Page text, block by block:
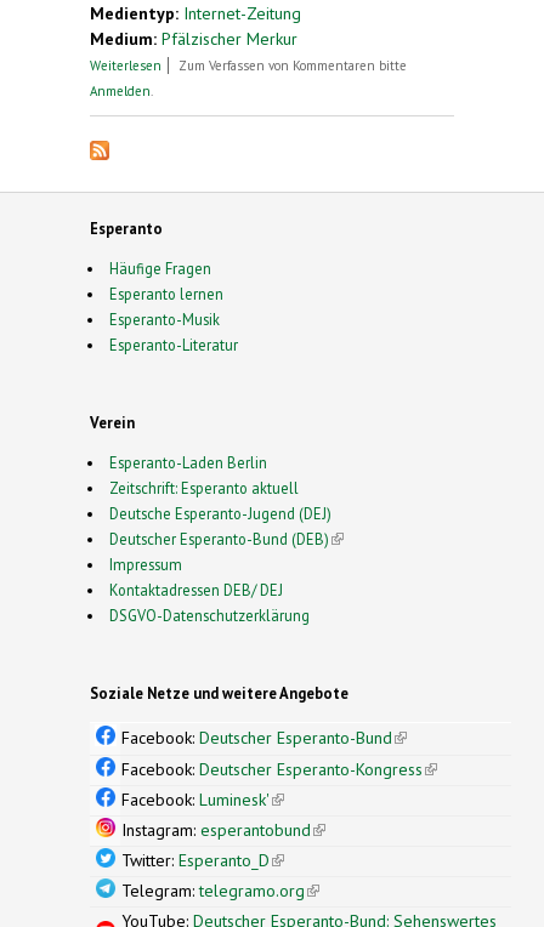
Medientyp: Internet-Zeitung
Medium: Pfälzischer Merkur
Weiterlesen über Esperanto-Kongress in Boulogne
Zum Verfassen von Kommentaren bitte
Anmelden
Esperanto
Häufige Fragen
Esperanto lernen
Esperanto-Musik
Esperanto-Literatur
Verein
Esperanto-Laden Berlin
Zeitschrift: Esperanto aktuell
Deutsche Esperanto-Jugend (DEJ)
Deutscher Esperanto-Bund (DEB)(link is external)
Impressum
Kontaktadressen DEB/ DEJ
DSGVO-Datenschutzerklärung
Soziale Netze und weitere Angebote
Facebook: Deutscher Esperanto-Bund(link is
external)
Facebook: Deutscher Esperanto-Kongress(link is
Facebook: Luminesk'(link is external)
Instagram: esperantobund(link is external)
Twitter: Esperanto_D(link is external)
Telegram:telegramo.org(link is external)
YouTube: Deutscher Esperanto-Bund: Sehenswertes